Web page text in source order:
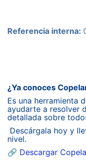
Referencia interna:
¿Ya conoces
Es una herramienta
ayudarte a resolver
detallada sobre
Descárgala hoy y
nivel.
🔗 Descargar